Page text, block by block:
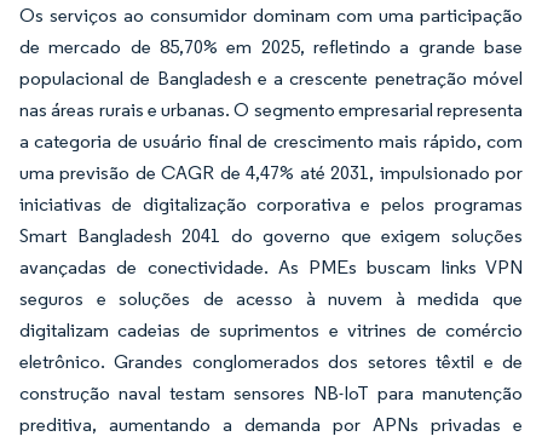
Os serviços ao consumidor dominam com uma participação
de mercado de 85,70% em 2025, refletindo a grande base
populacional de Bangladesh e a crescente penetração móvel
nas áreas rurais e urbanas. O segmento empresarial representa
a categoria de usuário final de crescimento mais rápido, com
uma previsão de CAGR de 4,47% até 2031, impulsionado por
iniciativas de digitalização corporativa e pelos programas
Smart Bangladesh 2041 do governo que exigem soluções
avançadas de conectividade. As PMEs buscam links VPN
seguros e soluções de acesso à nuvem à medida que
digitalizam cadeias de suprimentos e vitrines de comércio
eletrônico. Grandes conglomerados dos setores têxtil e de
construção naval testam sensores NB-IoT para manutenção
preditiva, aumentando a demanda por APNs privadas e